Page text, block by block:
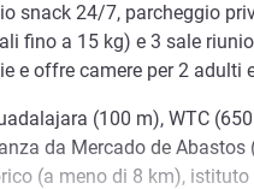
snack 24/7, parcheggio
fino a 15 kg) e 3 sale
e offre camere per 2 adulti
(100 m), WTC
da Mercado de Abastos
(a meno di 8 km),